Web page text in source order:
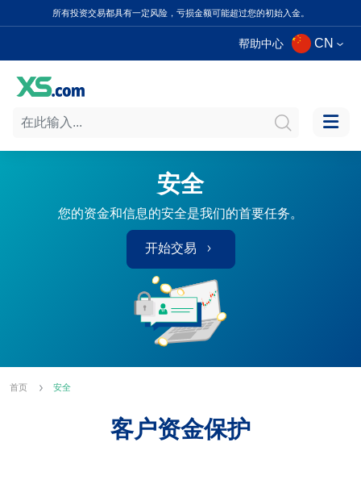
所有投资交易都具有一定风险，亏损金额可能超过您的初始入金。
帮助中心 CN
安全
您的资金和信息的安全是我们的首要任务。
开始交易
首页 安全
客户资金保护